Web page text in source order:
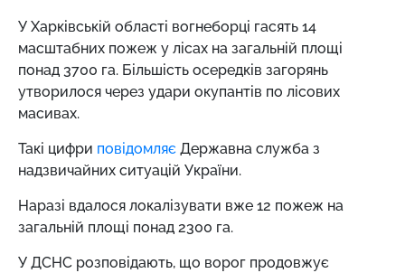
У Харківській області вогнеборці гасять 14
масштабних пожеж у лісах на загальній площі
понад 3700 га. Більшість осередків загорянь
утворилося через удари окупантів по лісових
масивах.
Такі цифри повідомляє Державна служба з
надзвичайних ситуацій України.
Наразі вдалося локалізувати вже 12 пожеж на
загальній площі понад 2300 га.
У ДСНС розповідають, що ворог продовжує